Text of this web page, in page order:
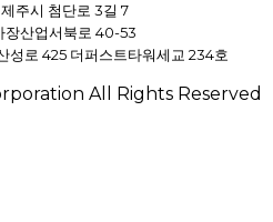
주시 첨단로 3길 7
장산업서북로 40-53
성로 425 더퍼스트타워세교 234호
All Rights Reserved